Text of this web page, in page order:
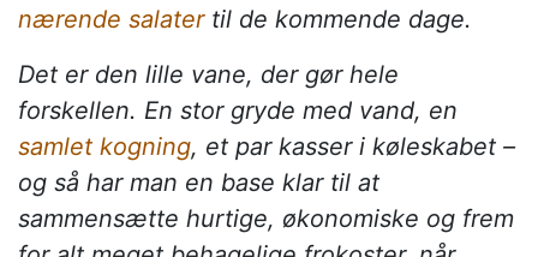
nærende salatertil de kommende dage.
Det er den lille vane, der gør hele
forskellen. En stor gryde med vand, en
samlet kogning, et par kasser i køleskabet –
og så har man en base klar til at
sammensætte hurtige, økonomiske og frem